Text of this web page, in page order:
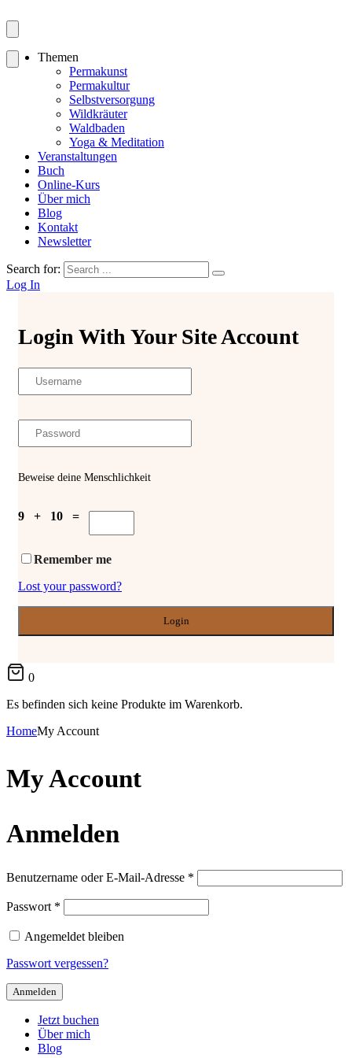
Themen
Permakunst
Permakultur
Selbstversorgung
Wildkräuter
Waldbaden
Yoga & Meditation
Veranstaltungen
Buch
Online-Kurs
Über mich
Blog
Kontakt
Newsletter
Search for:
Log In
Login With Your Site Account
Beweise deine Menschlichkeit
9 + 10 =
Remember me
Lost your password?
0
Es befinden sich keine Produkte im Warenkorb.
HomeMy Account
My Account
Anmelden
Benutzername oder E-Mail-Adresse *
Passwort *
Angemeldet bleiben
Passwort vergessen?
Anmelden
Jetzt buchen
Über mich
Blog